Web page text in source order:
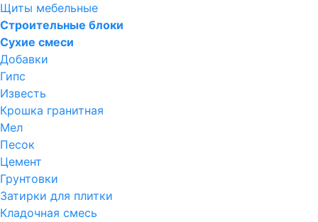
Щиты мебельные
Строительные блоки
Сухие смеси
Добавки
Гипс
Известь
Крошка гранитная
Мел
Песок
Цемент
Грунтовки
Затирки для плитки
Кладочная смесь